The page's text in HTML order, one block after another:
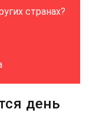
странах?
день